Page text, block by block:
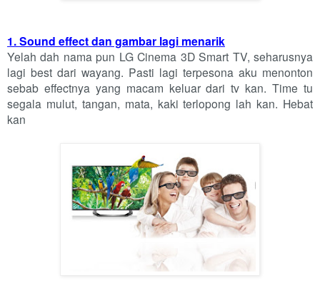
1. Sound effect dan gambar lagi menarik
Yelah dah nama pun LG Cinema 3D Smart TV, seharusnya
lagi best dari wayang. Pasti lagi terpesona aku menonton
sebab effectnya yang macam keluar dari tv kan. Time tu
segala mulut, tangan, mata, kaki terlopong lah kan. Hebat
kan